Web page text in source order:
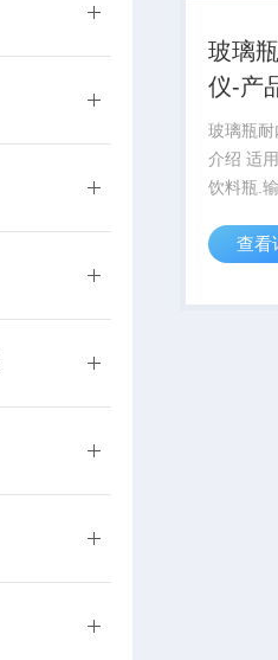
玻璃
仪-产
玻璃瓶
介绍 适
饮料瓶.
据GB/T
查看